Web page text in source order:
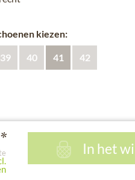
kiezen:
39 40 41 42
In het